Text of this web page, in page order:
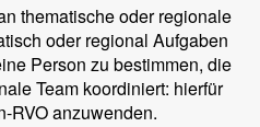
thematische oder regionale
oder regional Aufgaben
Person zu bestimmen, die
Team koordiniert: hierfür
RVO anzuwenden.